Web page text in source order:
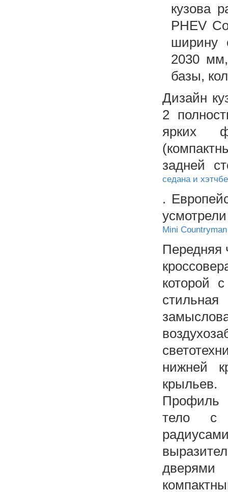
кузова
PHEV
ширину
2030
базы,
Дизайн
2
ярких
задней
седана и
.
Mini Countryman
Передняя
которой
нижней
крыльев.
Профиль
тело с